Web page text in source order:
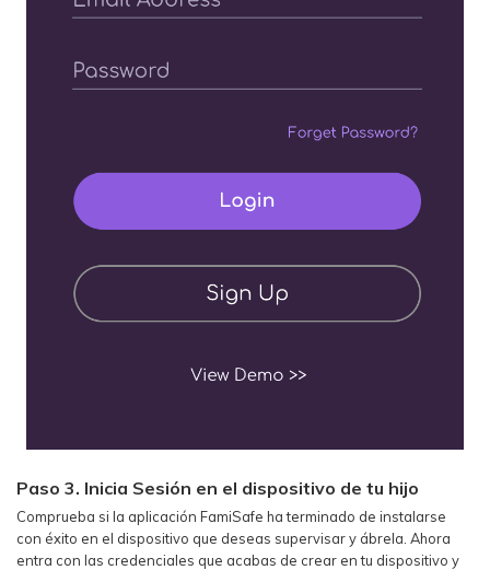
Paso 3. Inicia Sesión en el dispositivo de tu hijo
Comprueba si la aplicación FamiSafe ha terminado de instalarse
con éxito en el dispositivo que deseas supervisar y ábrela. Ahora
entra con las credenciales que acabas de crear en tu dispositivo y